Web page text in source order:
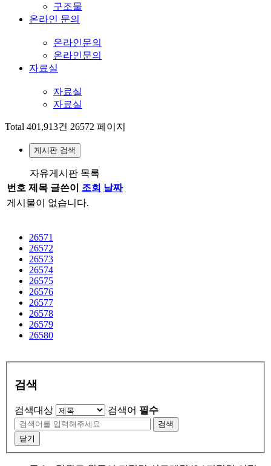
구조물
온라인 문의
온라인문의
온라인문의
자료실
자료실
자료실
Total 401,913건 26572 페이지
게시판 검색
자유게시판 목록
번호 제목 글쓴이 조회 날짜
게시물이 없습니다.
26571
26572
26573
26574
26575
26576
26577
26578
26579
26580
검색
검색대상 검색어 필수
검색
닫기